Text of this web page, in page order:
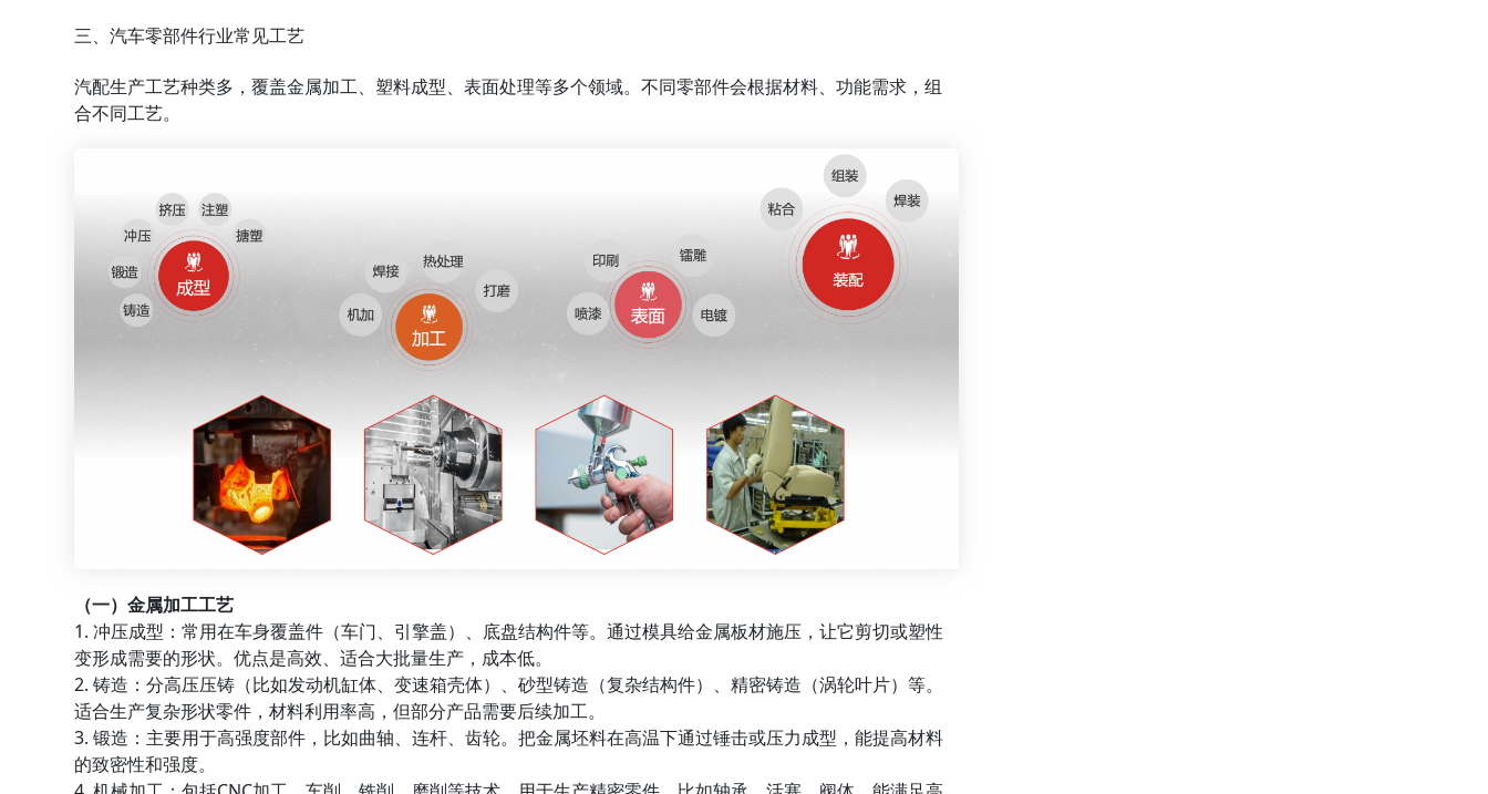
三、汽车零部件行业常见工艺
汽配生产工艺种类多，覆盖金属加工、塑料成型、表面处理等多个领域。不同零部件会根据材料、功能需求，组
合不同工艺。
（一）金属加工工艺
1. 冲压成型：常用在车身覆盖件（车门、引擎盖）、底盘结构件等。通过模具给金属板材施压，让它剪切或塑性
变形成需要的形状。优点是高效、适合大批量生产，成本低。
2. 铸造：分高压压铸（比如发动机缸体、变速箱壳体）、砂型铸造（复杂结构件）、精密铸造（涡轮叶片）等。
适合生产复杂形状零件，材料利用率高，但部分产品需要后续加工。
3. 锻造：主要用于高强度部件，比如曲轴、连杆、齿轮。把金属坯料在高温下通过锤击或压力成型，能提高材料
的致密性和强度。